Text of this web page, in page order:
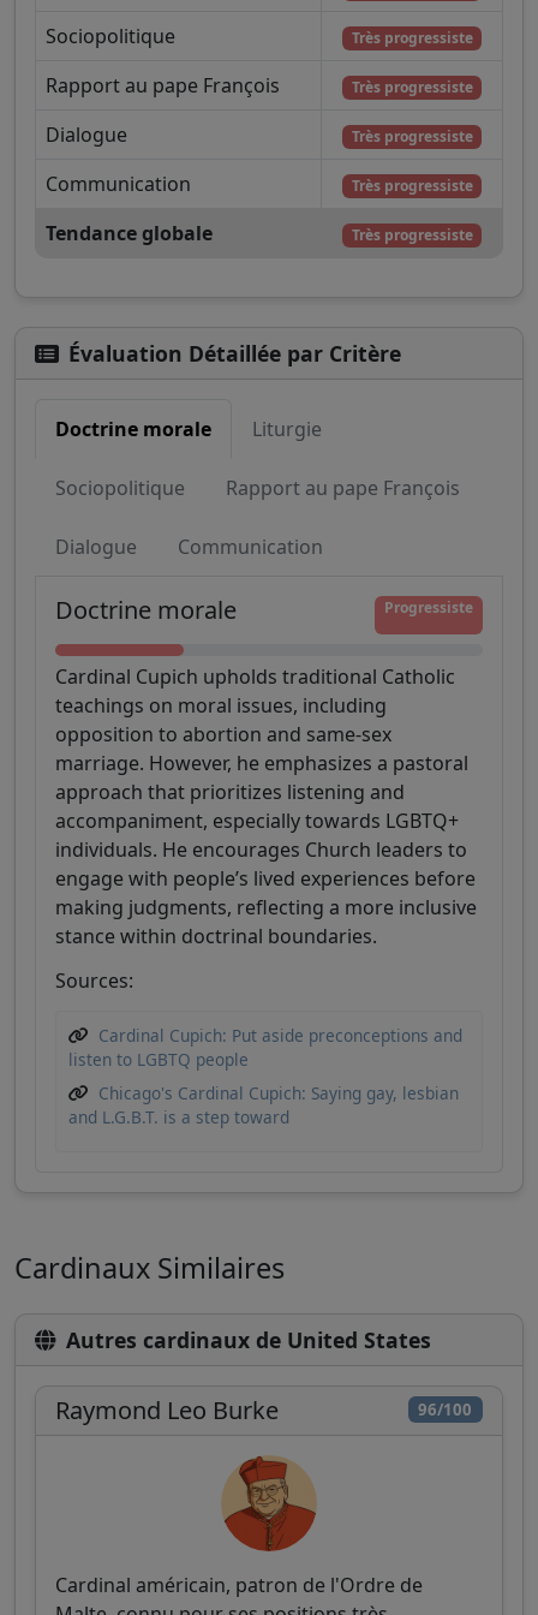
Sociopolitique
Très progressiste
Rapport au pape François Très progressiste
Dialogue Très progressiste
Communication Très progressiste
Tendance globale Très progressiste
Évaluation Détaillée par Critère
Doctrine morale Liturgie
Sociopolitique Rapport au pape François
Dialogue Communication
Doctrine morale Progressiste
Cardinal Cupich upholds traditional Catholic
teachings on moral issues, including
opposition to abortion and same-sex
marriage. However, he emphasizes a pastoral
approach that prioritizes listening and
accompaniment, especially towards LGBTQ+
individuals. He encourages Church leaders to
engage with people’s lived experiences before
making judgments, reflecting a more inclusive
stance within doctrinal boundaries.
Sources:
Cardinal Cupich: Put aside preconceptions and
listen to LGBTQ people
Chicago's Cardinal Cupich: Saying gay, lesbian
and L.G.B.T. is a step toward
Cardinaux Similaires
Autres cardinaux de United States
96/100
Raymond Leo Burke
Cardinal américain, patron de l'Ordre de